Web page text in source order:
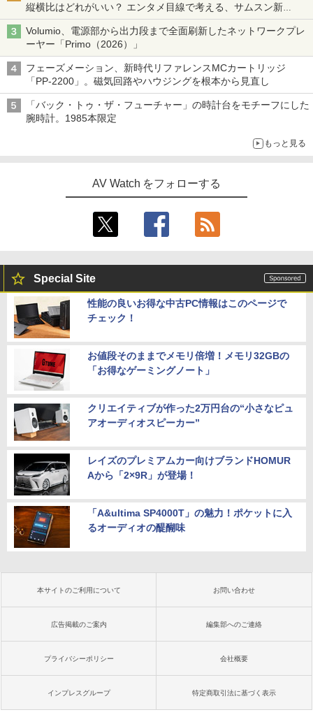
縦横比はどれがいい？ エンタメ目線で考える、サムスン新
「Galaxy Z Fold」
Volumio、電源部から出力段まで全面刷新したネットワークプレ
ーヤー「Primo（2026）」
フェーズメーション、新時代リファレンスMCカートリッジ
「PP-2200」。磁気回路やハウジングを根本から見直し
「バック・トゥ・ザ・フューチャー」の時計台をモチーフにした
腕時計。1985本限定
もっと見る
AV Watch をフォローする
Special Site
性能の良いお得な中古PC情報はこのページで
チェック！
お値段そのままでメモリ倍増！メモリ32GBの
「お得なゲーミングノート」
クリエイティブが作った2万円台の“小さなピュ
アオーディオスピーカー”
レイズのプレミアムカー向けブランドHOMUR
Aから「2×9R」が登場！
「A&ultima SP4000T」の魅力！ポケットに入
るオーディオの醍醐味
本サイトのご利用について お問い合わせ
広告掲載のご案内 編集部へのご連絡
プライバシーポリシー 会社概要
インプレスグループ 特定商取引法に基づく表示